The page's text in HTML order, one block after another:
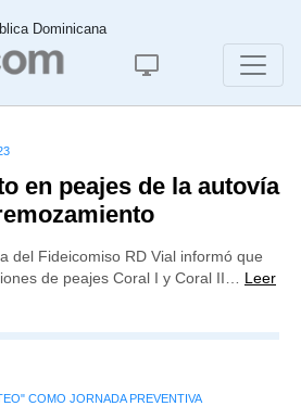
Dominicana
en peajes de la autovía
del Fideicomiso RD Vial informó que
de peajes Coral I y Coral II… Leer
COMO JORNADA PREVENTIVA